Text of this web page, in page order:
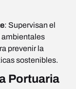
: Supervisan el
ambientales
prevenir la
sostenibles.
Portuaria